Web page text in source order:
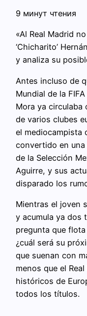
9 минут чтения
«Al Real Madrid
‘Chicharito’
y analiza su
Antes incluso de
Mundial de la
Mora ya circulaba
de varios clubes
el mediocampista
convertido en
de la Selección
Aguirre, y sus
disparado los
Mientras el joven
y acumula ya dos
pregunta que
¿cuál será su
que suenan con
menos que el
históricos de
todos los títulos.